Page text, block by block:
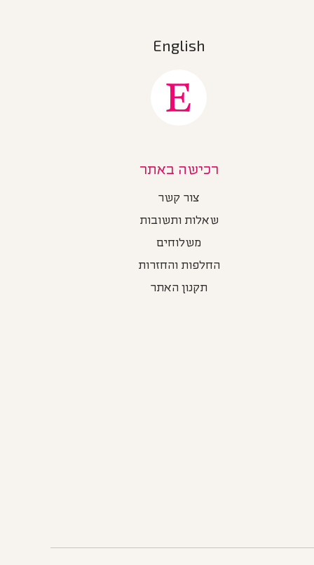
English
רכישה באתר
צור קשר
שאלות ותשובות
משלוחים
החלפות והחזרות
תקנון האתר